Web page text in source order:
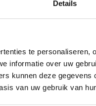
Details
te personaliseren,
informatie over uw
kunnen deze
van uw gebruik van